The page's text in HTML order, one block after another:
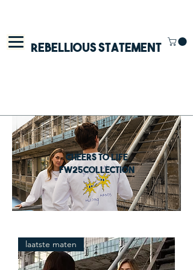
Rebellious Statement
cheers to life
fw25collection
laatste maten